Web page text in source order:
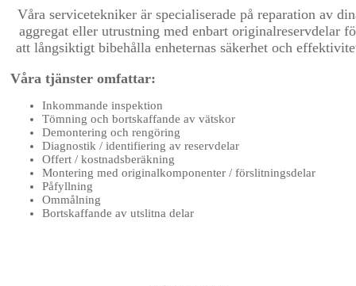
Våra servicetekniker är specialiserade på reparation av
aggregat eller utrustning med enbart originalreservdelar
att långsiktigt bibehålla enheternas säkerhet och
Våra tjänster omfattar:
Inkommande inspektion
Tömning och bortskaffande av vätskor
Demontering och rengöring
Diagnostik / identifiering av reservdelar
Offert / kostnadsberäkning
Montering med originalkomponenter / förslitningsdelar
Påfyllning
Ommålning
Bortskaffande av utslitna delar